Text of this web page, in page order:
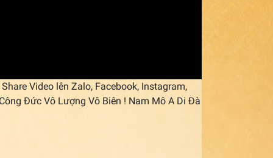
Video lên Zalo, Facebook, Instagram,
Đức Vô Lượng Vô Biên ! Nam Mô A Di Đà